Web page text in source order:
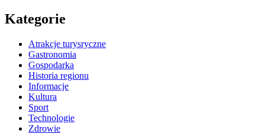
Kategorie
Atrakcje turysryczne
Gastronomia
Gospodarka
Historia regionu
Informacje
Kultura
Sport
Technologie
Zdrowie